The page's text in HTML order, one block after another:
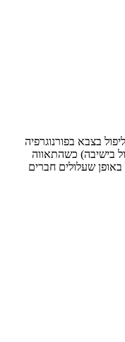
בצבא בפורנוגרפיה
בישיבה) כשהתאווה
באופן שעלולים חברים